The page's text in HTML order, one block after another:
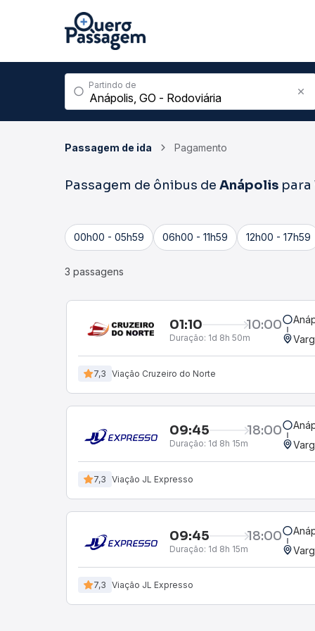
Partindo de
Passagem de ida Pagamento
Passagem de ônibus de Anápolis para
00h00 - 05h59 06h00 - 11h59 12h00 - 17h59
3 passagens
01:10 10:00
Duração: 1d 8h 50m
7,3 Viação Cruzeiro do Norte
09:45 18:00
Duração: 1d 8h 15m
7,3 Viação JL Expresso
09:45 18:00
Duração: 1d 8h 15m
7,3 Viação JL Expresso